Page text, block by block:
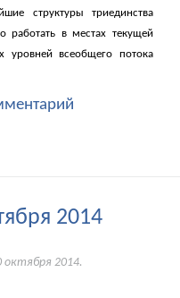
структуры триединства
работать в местах текущей
уровней всеобщего потока
2014
октября 2014.